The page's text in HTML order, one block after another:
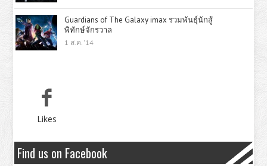
Guardians of The Galaxy imax รวมพันธุ์นักสู้
พิทักษ์จักรวาล
1 ส.ค. '14
Likes
Find us on Facebook